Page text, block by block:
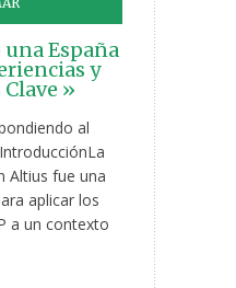
España
y
»
al
Altius fue una
aplicar los
a un contexto